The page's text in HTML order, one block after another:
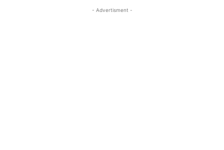
- Advertisment -